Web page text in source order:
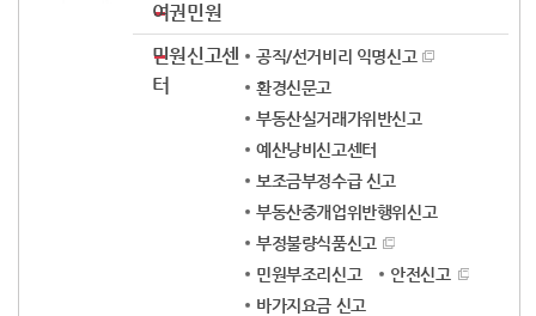
여권민원
민원신고센
터
공직/선거비리 익명신고
환경신문고
부동산실거래가위반신고
예산낭비신고센터
보조금부정수급 신고
부동산중개업위반행위신고
부정불량식품신고
민원부조리신고
안전신고
바가지요금 신고